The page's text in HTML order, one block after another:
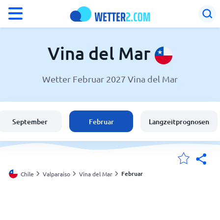
Wetter in Vina del Mar
Schweiz
Deutschland
Vina del Mar
Wetter Februar 2027 Vina del Mar
September Februar Langzeitprognosen
Chile Valparaiso Vina del Mar Februar